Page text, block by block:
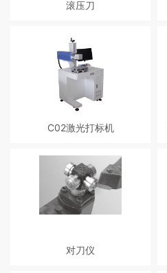
滚压刀
一次滚压加工就可实现光滑如镜的
效果，与传统的磨削加工相比不但
提高硬度，还可提高效率，安装方
便，使用范围极为广泛，改进传统
C02激光打标机
革、PVC、ABS、环氧树脂EP、亚
克力、玻璃、不饱和聚脂等。
对刀仪